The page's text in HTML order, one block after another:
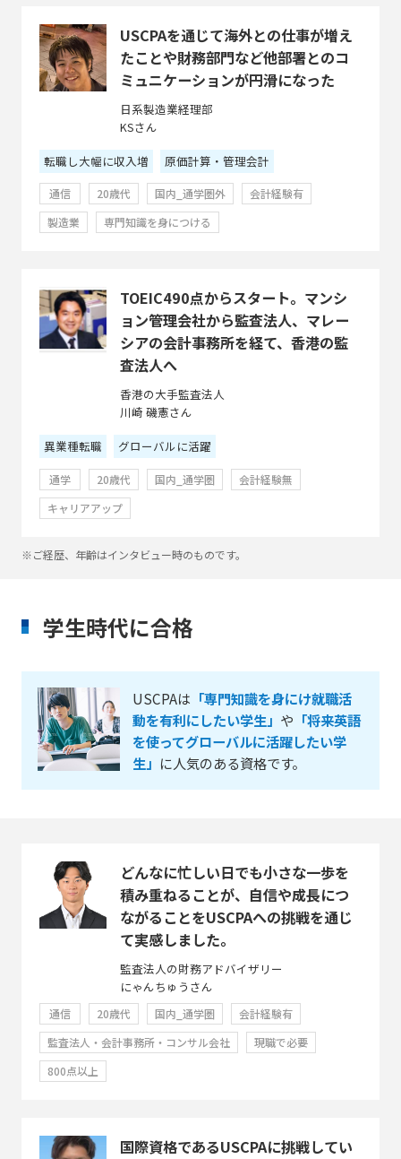
USCPAを通じて海外との仕事が増え
たことや財務部門など他部署とのコ
ミュニケーションが円滑になった
日系製造業経理部
KSさん
転職し大幅に収入増
原価計算・管理会計
通信 20歳代 国内_通学圏外
会計経験有
製造業
専門知識を身につける
TOEIC490点からスタート。マンシ
ョン管理会社から監査法人、マレー
シアの会計事務所を経て、香港の監
査法人へ
香港の大手監査法人
川崎 磯憲さん
異業種転職
グローバルに活躍
通学 20歳代 国内_通学圏
会計経験無
キャリアアップ
※ご経歴、年齢はインタビュー時のものです。
学生時代に合格
USCPAは 「専門知識を身にけ就職活
動を有利にしたい学生」 や 「将来英語
を使ってグローバルに活躍したい学
生」 に人気のある資格です。
どんなに忙しい日でも小さな一歩を
積み重ねることが、自信や成長につ
ながることをUSCPAへの挑戦を通じ
て実感しました。
監査法人の財務アドバイザリー
にゃんちゅうさん
通信 20歳代 国内_通学圏
会計経験有
監査法人・会計事務所・コンサル会社
現職で必要
800点以上
国際資格であるUSCPAに挑戦してい